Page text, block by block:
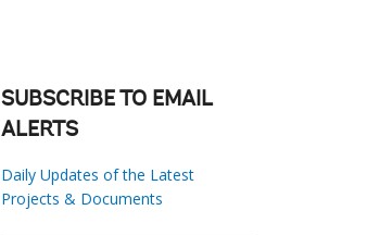
SUBSCRIBE TO EMAIL
ALERTS
Daily Updates of the Latest
Projects & Documents